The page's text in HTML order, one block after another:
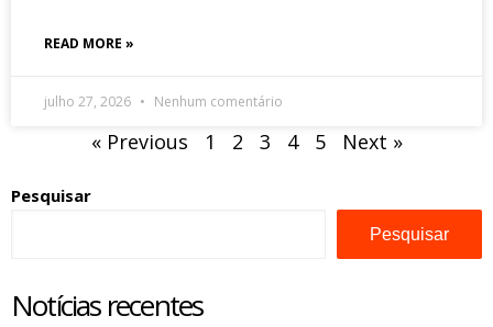
READ MORE »
julho 27, 2026 Nenhum comentário
« Previous 1 2 3 4 5 Next »
Pesquisar
Pesquisar
Notícias recentes